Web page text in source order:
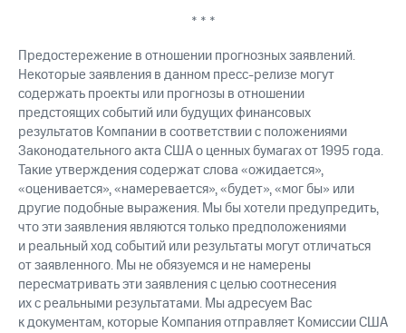
* * *
Предостережение в отношении прогнозных заявлений.
Некоторые заявления в данном пресс-релизе могут
содержать проекты или прогнозы в отношении
предстоящих событий или будущих финансовых
результатов Компании в соответствии с положениями
Законодательного акта США о ценных бумагах от 1995 года.
Такие утверждения содержат слова «ожидается»,
«оценивается», «намеревается», «будет», «мог бы» или
другие подобные выражения. Мы бы хотели предупредить,
что эти заявления являются только предположениями
и реальный ход событий или результаты могут отличаться
от заявленного. Мы не обязуемся и не намерены
пересматривать эти заявления с целью соотнесения
их с реальными результатами. Мы адресуем Вас
к документам, которые Компания отправляет Комиссии США